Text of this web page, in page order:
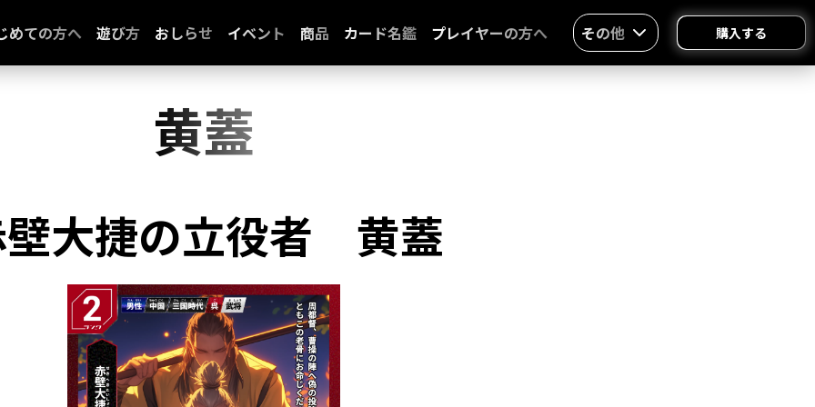
めての方へ 遊び方 おしらせ イベント 商品 カード名鑑 プレイヤーの方へ その他 購入する
黄蓋
大捷の立役者 黄蓋